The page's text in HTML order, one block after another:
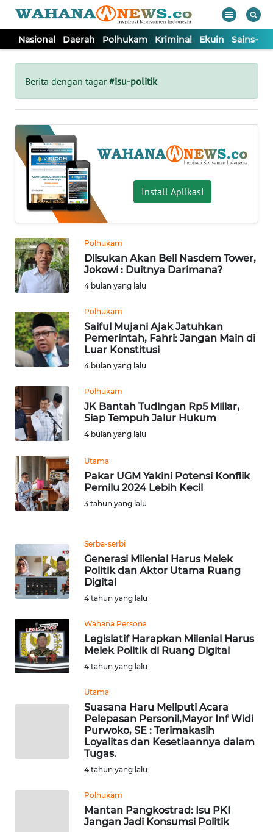
Nasional Daerah Polhukam Kriminal Ekuin Sains-
Berita dengan tagar#isu-politik
Install Aplikasi
Polhukam
Diisukan Akan Beli Nasdem Tower,
Jokowi : Duitnya Darimana?
4 bulan yang lalu
Polhukam
Saiful Mujani Ajak Jatuhkan
Pemerintah, Fahri: Jangan Main di
Luar Konstitusi
4 bulan yang lalu
Polhukam
JK Bantah Tudingan Rp5 Miliar,
Siap Tempuh Jalur Hukum
4 bulan yang lalu
Utama
Pakar UGM Yakini Potensi Konflik
Pemilu 2024 Lebih Kecil
3 tahun yang lalu
Serba-serbi
Generasi Milenial Harus Melek
Politik dan Aktor Utama Ruang
Digital
4 tahun yang lalu
Wahana Persona
Legislatif Harapkan Milenial Harus
Melek Politik di Ruang Digital
4 tahun yang lalu
Utama
Suasana Haru Meliputi Acara
Pelepasan Personil,Mayor Inf Widi
Purwoko, SE : Terimakasih
Loyalitas dan Kesetiaannya dalam
Tugas.
4 tahun yang lalu
Polhukam
Mantan Pangkostrad: Isu PKI
Jangan Jadi Konsumsi Politik
Tutup
NASIONAL
DAERAH
POLHUKAM
KRIMINAL
EKUIN
SAINS-TEKNO
KESEHATAN
INTERNASIONAL
PENDIDIKAN
OPINI
Informasi
INDEKS
BERITA
KONTAK
KAMI
INFO
PEDOMAN